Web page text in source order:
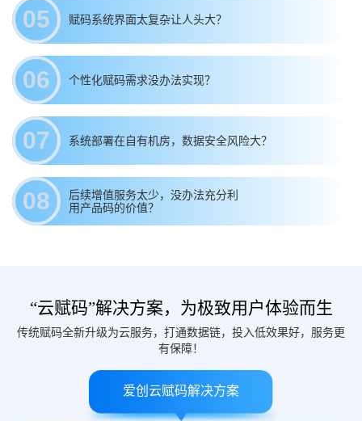
05 赋码系统界面太复杂让人头大？
06 个性化赋码需求没办法实现？
07 系统部署在自有机房，数据安全风险大？
08
后续增值服务太少，没办法充分利
用产品码的价值？
“云赋码”解决方案，为极致用户体验而生
传统赋码全新升级为云服务，打通数据链，投入低效果好，服务更
有保障！
爱创云赋码解决方案